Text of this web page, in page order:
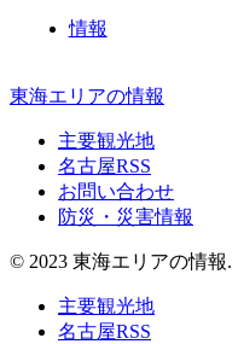
情報
東海エリアの情報
主要観光地
名古屋RSS
お問い合わせ
防災・災害情報
© 2023 東海エリアの情報.
主要観光地
名古屋RSS